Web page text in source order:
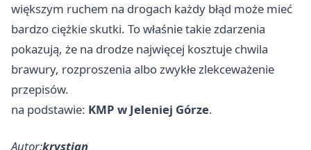
większym ruchem na drogach każdy błąd może mieć
bardzo ciężkie skutki. To właśnie takie zdarzenia
pokazują, że na drodze najwięcej kosztuje chwila
brawury, rozproszenia albo zwykłe zlekceważenie
przepisów.
na podstawie: KMP w Jeleniej Górze.
Autor:krystian